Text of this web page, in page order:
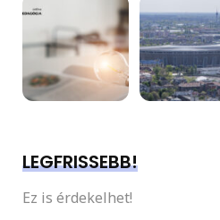
LEGFRISSEBB!
Ez is érdekelhet!